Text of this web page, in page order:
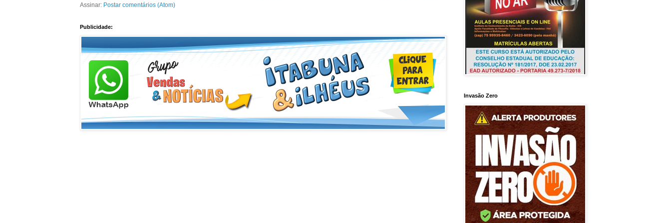
Assinar: Postar comentários (Atom)
Publicidade:
Invasão Zero